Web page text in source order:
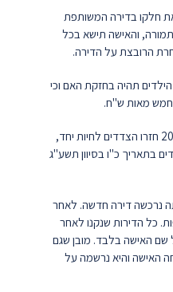
חלקו בדירה המשותפת
והאישה תישא בכל
הרובצת על הדירה.
תהיה בחזקת האם וכי
מאות ש"ח.
מוסכם על הצדדים כי משנת 2002 עד 2011 חזרו הצדדים לחיות יחד,
בתאריך כ"ו בסיוון תשע"ג
בשנת 2003 ומתמורתה נרכשה דירה חדשה. לאחר
כל הדירות שנקנו לאחר
שם האישה בלבד. מובן שגם
האישה והיא נרשמה על